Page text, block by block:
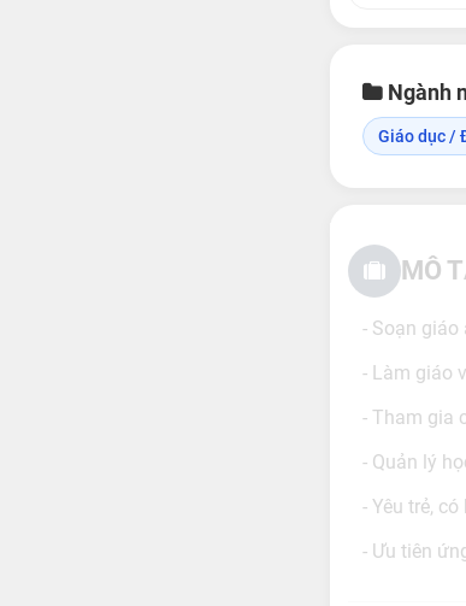
Ngành
Giáo dục /
MÔ
- Soạn giáo
- Làm giáo
- Tham gia
- Quản lý
- Yêu trẻ,
- Ưu tiên